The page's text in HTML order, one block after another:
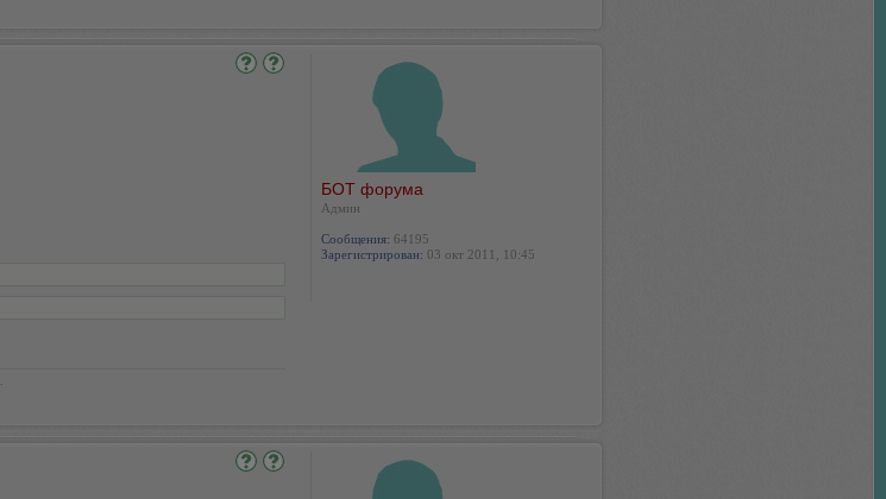
БОТ форума
Админ
Сообщения: 64195
Зарегистрирован: 03 окт 2011, 10:45